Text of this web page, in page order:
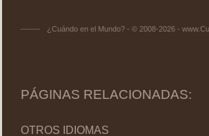
¿Cuándo en el Mundo? - © 2008-2026 -
PÁGINAS RELACIONADAS:
OTROS IDIOMAS